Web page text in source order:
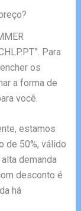
Para
os
a forma de
você.
estamos
de 50%, válido
demanda
desconto é
há